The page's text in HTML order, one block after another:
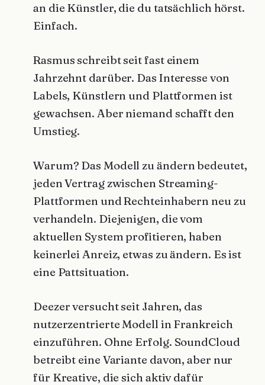
an die Künstler, die du tatsächlich hörst.
Einfach.
Rasmus schreibt seit fast einem
Jahrzehnt darüber. Das Interesse von
Labels, Künstlern und Plattformen ist
gewachsen. Aber niemand schafft den
Umstieg.
Warum? Das Modell zu ändern bedeutet,
jeden Vertrag zwischen Streaming-
Plattformen und Rechteinhabern neu zu
verhandeln. Diejenigen, die vom
aktuellen System profitieren, haben
keinerlei Anreiz, etwas zu ändern. Es ist
eine Pattsituation.
Deezer versucht seit Jahren, das
nutzerzentrierte Modell in Frankreich
einzuführen. Ohne Erfolg. SoundCloud
betreibt eine Variante davon, aber nur
für Kreative, die sich aktiv dafür